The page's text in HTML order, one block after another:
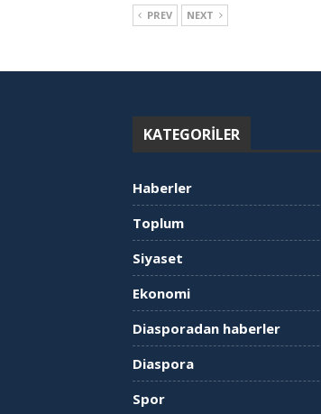
PREV NEXT
KATEGORILER
Haberler
Toplum
Siyaset
Ekonomi
Diasporadan haberler
Diaspora
Spor